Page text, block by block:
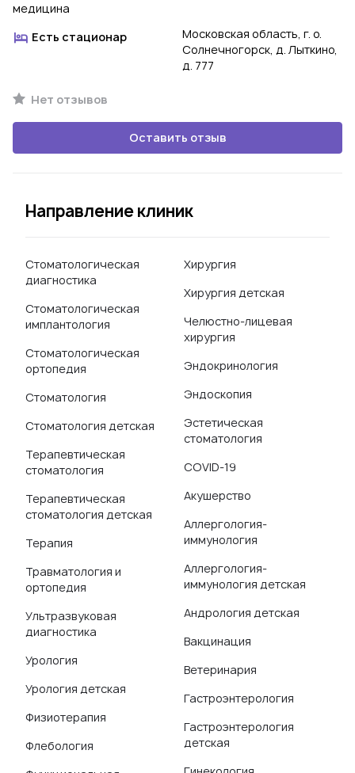
медицина
Есть стационар
Московская область, г. о.
Солнечногорск, д. Лыткино,
д. 777
Нет отзывов
Оставить отзыв
Направление клиник
Стоматологическая
диагностика
Стоматологическая
имплантология
Стоматологическая
ортопедия
Стоматология
Стоматология детская
Терапевтическая
стоматология
Терапевтическая
стоматология детская
Терапия
Травматология и
ортопедия
Ультразвуковая
диагностика
Урология
Урология детская
Физиотерапия
Флебология
Хирургия
Хирургия детская
Челюстно-лицевая
хирургия
Эндокринология
Эндоскопия
Эстетическая
стоматология
COVID-19
Акушерство
Аллергология-
иммунология
Аллергология-
иммунология детская
Андрология детская
Вакцинация
Ветеринария
Гастроэнтерология
Гастроэнтерология
детская